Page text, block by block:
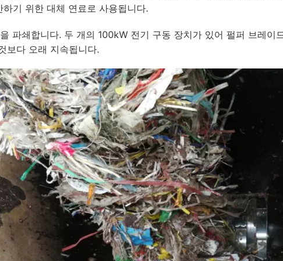
고무 그라인더
이동식 열분해
기 위한 대체 연료로 사용됩니다.
파쇄합니다. 두 개의 100kW 전기 구동 장치가 있어 펄퍼 브레
보다 오래 지속됩니다.